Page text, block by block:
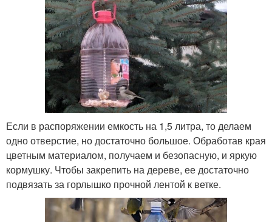
Если в распоряжении емкость на 1,5 литра, то делаем
одно отверстие, но достаточно большое. Обработав края
цветным материалом, получаем и безопасную, и яркую
кормушку. Чтобы закрепить на дереве, ее достаточно
подвязать за горлышко прочной лентой к ветке.